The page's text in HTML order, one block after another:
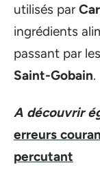
utilisés par
ingrédients
passant par
Saint-Gobain.
A découvrir
erreurs
percutant